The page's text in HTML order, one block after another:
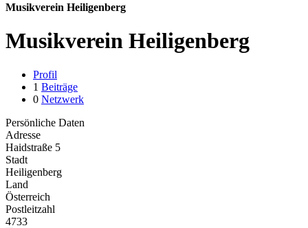
Musikverein Heiligenberg
Musikverein Heiligenberg
Profil
1 Beiträge
0 Netzwerk
Persönliche Daten
Adresse
Haidstraße 5
Stadt
Heiligenberg
Land
Österreich
Postleitzahl
4733